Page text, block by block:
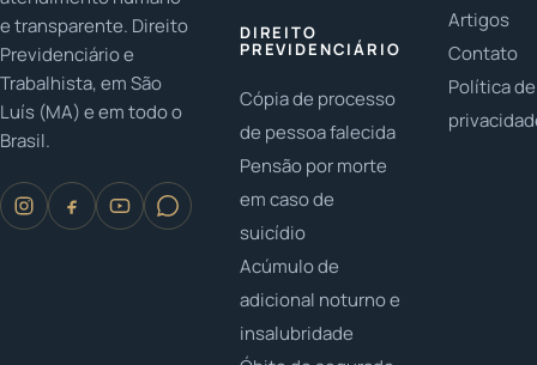
e transparente. Direito
Previdenciário e
Trabalhista, em São
Luís (MA) e em todo o
Brasil.
DIREITO
PREVIDENCIÁRIO
Cópia de processo
de pessoa falecida
Pensão por morte
em caso de
suicídio
Acúmulo de
adicional noturno e
insalubridade
Artigos
Contato
Política de